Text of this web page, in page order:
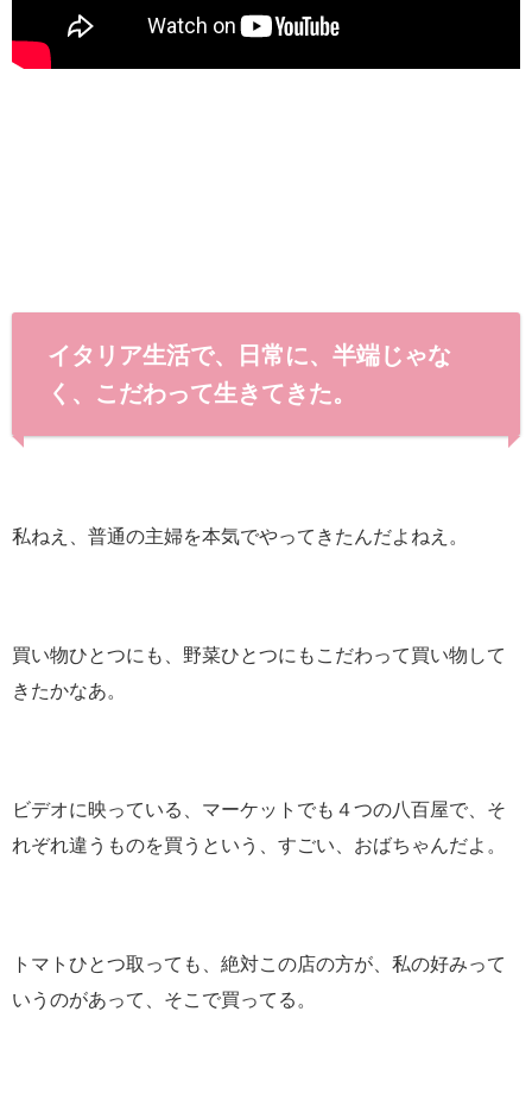
イタリア生活で、日常に、半端じゃな
く、こだわって生きてきた。
私ねえ、普通の主婦を本気でやってきたんだよねえ。
買い物ひとつにも、野菜ひとつにもこだわって買い物して
きたかなあ。
ビデオに映っている、マーケットでも４つの八百屋で、そ
れぞれ違うものを買うという、すごい、おばちゃんだよ。
トマトひとつ取っても、絶対この店の方が、私の好みって
いうのがあって、そこで買ってる。